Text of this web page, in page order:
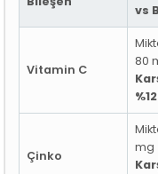
vs
Vitamin C
80
Çinko
mg